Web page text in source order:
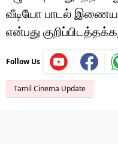
வீடியோ பாடல்
என்பது
Follow Us
Tamil Cinema Update